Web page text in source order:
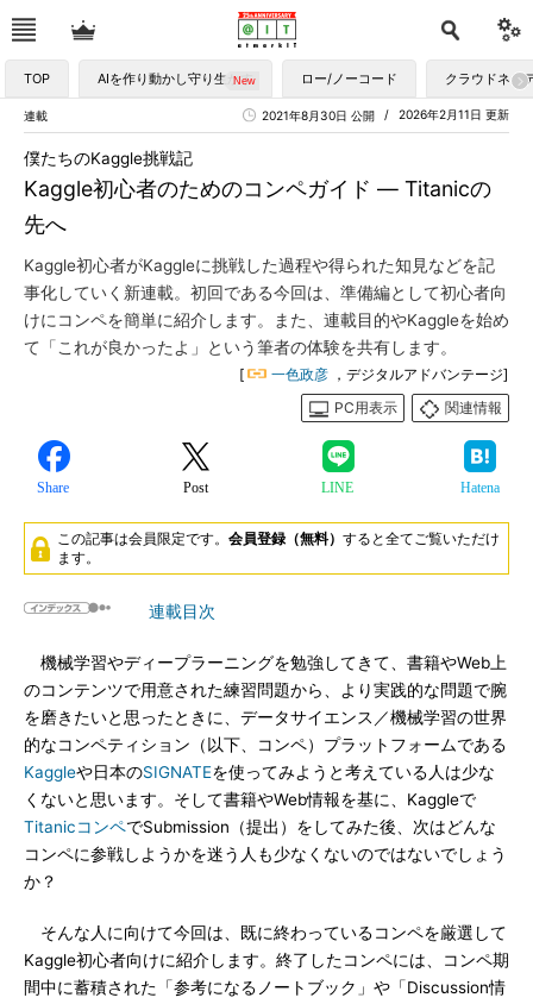
TOP AIを作り動かし守り生かす ロー/ノーコード クラウドネイ
連載 2026年2月11日 更新
2021年8月30日 公開
Kaggle初心者のためのコンペガイド ― Titanicの
先へ
僕たちのKaggle挑戦記
Kaggle初心者がKaggleに挑戦した過程や得られた知見などを記
事化していく新連載。初回である今回は、準備編として初心者向
けにコンペを簡単に紹介します。また、連載目的やKaggleを始め
て「これが良かったよ」という筆者の体験を共有します。
[ 一色政彦 ，デジタルアドバンテージ]
PC用表示
関連情報
Share Post LINE Hatena
この記事は会員限定です。 会員登録（無料） すると全てご覧いただけ
ます。
連載目次
機械学習やディープラーニングを勉強してきて、書籍やWeb上
のコンテンツで用意された練習問題から、より実践的な問題で腕
を磨きたいと思ったときに、データサイエンス／機械学習の世界
的なコンペティション（以下、コンペ）プラットフォームである
Kaggleや日本のSIGNATEを使ってみようと考えている人は少な
くないと思います。そして書籍やWeb情報を基に、Kaggleで
TitanicコンペでSubmission（提出）をしてみた後、次はどんな
コンペに参戦しようかを迷う人も少なくないのではないでしょう
か？
そんな人に向けて今回は、既に終わっているコンペを厳選して
Kaggle初心者向けに紹介します。終了したコンペには、コンペ期
間中に蓄積された「参考になるノートブック」や「Discussion情